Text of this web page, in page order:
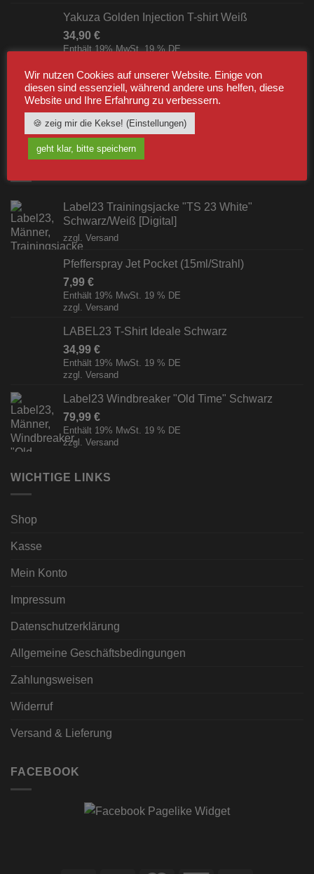
Yakuza Golden Injection T-shirt Weiß
34,90 €
Enthält 19% MwSt. 19 % DE
Yakuza The American Breakfast T-shirt Schwarz
34,90€
zzgl.Versand
BESTSELLER
Label23 Trainingsjacke "TS 23 White"
Schwarz/Weiß [Digital]
zzgl. Versand
Pfefferspray Jet Pocket (15ml/Strahl)
7,99 €
Enthält 19% MwSt. 19 % DE
zzgl. Versand
LABEL23 T-Shirt Ideale Schwarz
34,99 €
Enthält 19% MwSt. 19 % DE
zzgl. Versand
Label23 Windbreaker "Old Time" Schwarz
79,99 €
Enthält 19% MwSt. 19 % DE
zzgl. Versand
WICHTIGE LINKS
Shop
Kasse
Mein Konto
Impressum
Datenschutzerklärung
Allgemeine Geschäftsbedingungen
Zahlungsweisen
Widerruf
Versand & Lieferung
FACEBOOK
Wir nutzen Cookies auf unserer Website. Einige von
diesen sind essenziell, während andere uns helfen, diese
Website und Ihre Erfahrung zu verbessern.
🍪 zeig mir die Kekse! (Einstellungen)
geht klar, bitte speichern